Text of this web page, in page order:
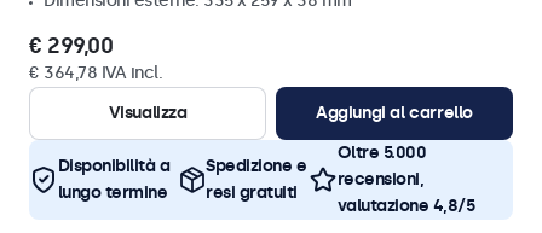
€ 299,00
€ 364,78 IVA incl.
Visualizza
Aggiungi al carrello
Disponibilità a
lungo termine
Spedizione e
resi gratuiti
Oltre 5.000
recensioni,
valutazione 4,8/5